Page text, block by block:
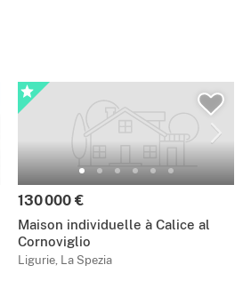
130 000 €
Maison individuelle à Calice al
Cornoviglio
Ligurie, La Spezia